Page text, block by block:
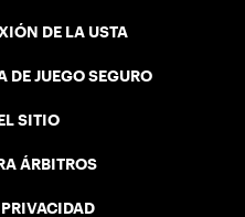
DE LA USTA
DE JUEGO SEGURO
SITIO
ÁRBITROS